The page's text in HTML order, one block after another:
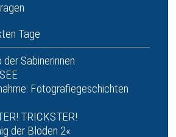
Tage
der Sabinerinnen
Fotografiegeschichten
TRICKSTER!
der Blöden 2«